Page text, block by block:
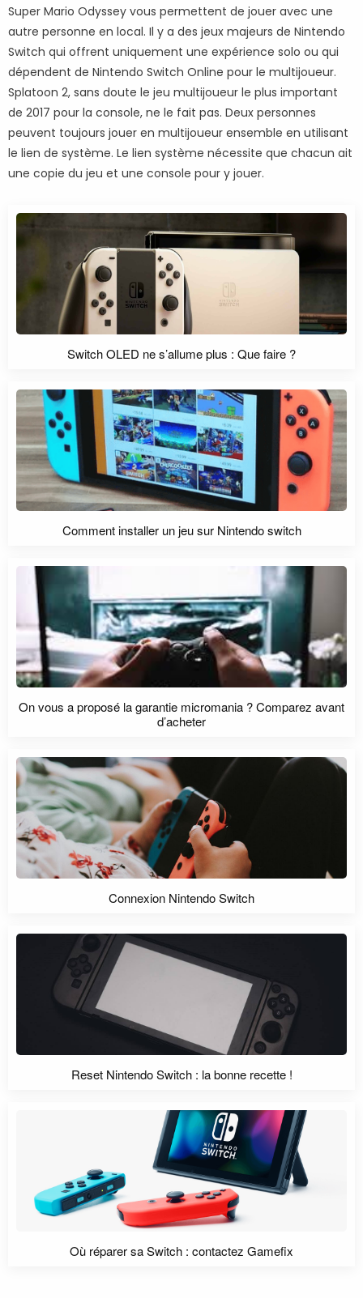
Super Mario Odyssey vous permettent de jouer avec une
autre personne en local. Il y a des jeux majeurs de Nintendo
Switch qui offrent uniquement une expérience solo ou qui
dépendent de Nintendo Switch Online pour le multijoueur.
Splatoon 2, sans doute le jeu multijoueur le plus important
de 2017 pour la console, ne le fait pas. Deux personnes
peuvent toujours jouer en multijoueur ensemble en utilisant
le lien de système. Le lien système nécessite que chacun ait
une copie du jeu et une console pour y jouer.
Switch OLED ne s’allume plus : Que faire ?
Comment installer un jeu sur Nintendo switch
On vous a proposé la garantie micromania ? Comparez avant
d’acheter
Connexion Nintendo Switch
Reset Nintendo Switch : la bonne recette !
Où réparer sa Switch : contactez Gamefix